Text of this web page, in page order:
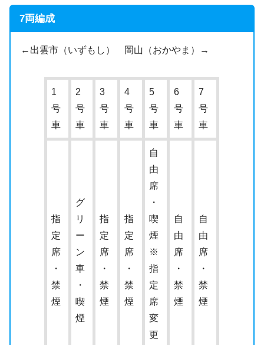
7両編成
←出雲市（いずもし） 岡山（おかやま）→
1
号
車
2
号
車
3
号
車
4
号
車
5
号
車
6
号
車
7
号
車
指
定
席
・
禁
煙
グ
リ
ー
ン
車
・
喫
煙
指
定
席
・
禁
煙
指
定
席
・
禁
煙
自
由
席
・
喫
煙
※
指
定
席
変
更
自
由
席
・
禁
煙
自
由
席
・
禁
煙